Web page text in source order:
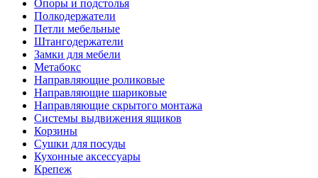
Опоры и подстолья
Полкодержатели
Петли мебельные
Штангодержатели
Замки для мебели
Метабокс
Направляющие роликовые
Направляющие шариковые
Направляющие скрытого монтажа
Системы выдвижения ящиков
Корзины
Сушки для посуды
Кухонные аксессуары
Крепеж